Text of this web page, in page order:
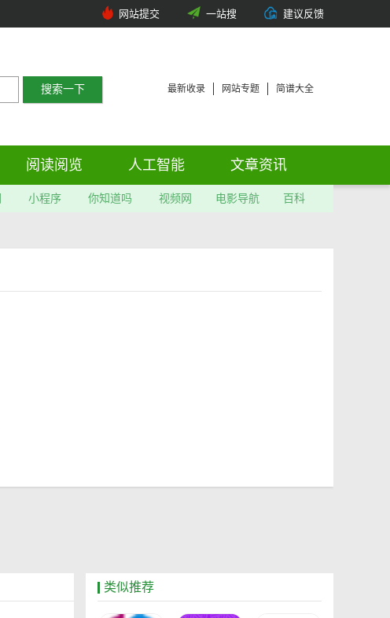
网站提交 一站搜 建议反馈
最新收录 网站专题 简谱大全
阅读阅览 人工智能 文章资讯
小程序 你知道吗 视频网 电影导航 百科
类似推荐